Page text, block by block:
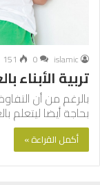
islamic
0
151
تربية الأبناء
بالرغم من أن
بحاجة أيضا ليتعلم
أكمل القراءة »